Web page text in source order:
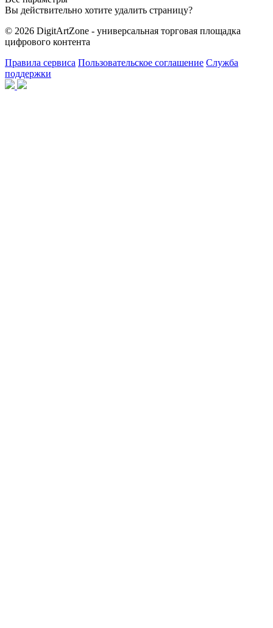
Вы действительно хотите удалить страницу?
© 2026 DigitArtZone - универсальная торговая площадка
цифрового контента
Правила сервиса Пользовательское соглашение Служба
поддержки